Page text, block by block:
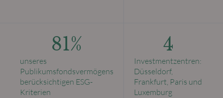
81%
unseres
Publikumsfondsvermögens
berücksichtigen ESG-
Kriterien
4
Investmentzentren:
Düsseldorf,
Frankfurt, Paris und
Luxemburg